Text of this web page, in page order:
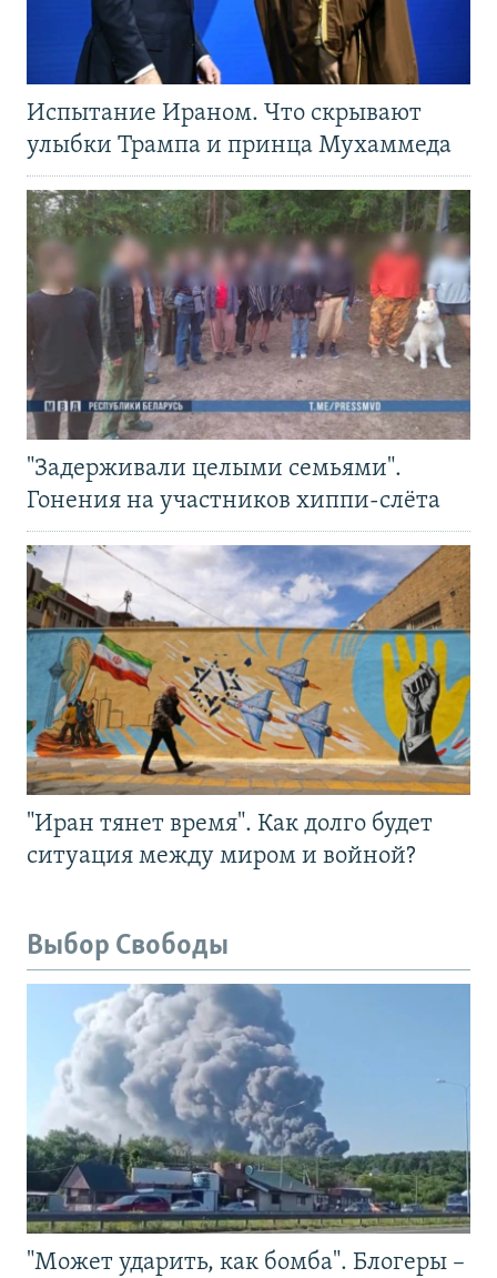
Испытание Ираном. Что скрывают
улыбки Трампа и принца Мухаммеда
"Задерживали целыми семьями".
Гонения на участников хиппи-слёта
"Иран тянет время". Как долго будет
ситуация между миром и войной?
Выбор Свободы
"Может ударить, как бомба". Блогеры –